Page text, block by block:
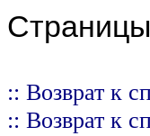
:: Возврат к
:: Возврат к